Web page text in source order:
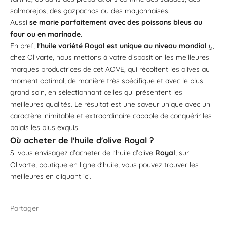
salmorejos, des gazpachos ou des mayonnaises.
Aussi se marie parfaitement avec des poissons bleus au
four ou en marinade.
En bref, l'huile variété Royal est unique au niveau mondial y,
chez Olivarte, nous mettons à votre disposition les meilleures
marques productrices de cet AOVE, qui récoltent les olives au
moment optimal, de manière très spécifique et avec le plus
grand soin, en sélectionnant celles qui présentent les
meilleures qualités. Le résultat est une saveur unique avec un
caractère inimitable et extraordinaire capable de conquérir les
palais les plus exquis.
Où acheter de l'huile d'olive Royal ?
Si vous envisagez d'acheter de l'huile d'olive Royal, sur
Olivarte, boutique en ligne d'huile, vous pouvez trouver les
meilleures en cliquant ici.
Partager